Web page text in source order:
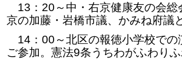
13：20～中・右京健康友の会総
京の加藤・岩橋市議、かみね府議
14：00～北区の報徳小学校での
ご参加。憲法9条うちわがふわり